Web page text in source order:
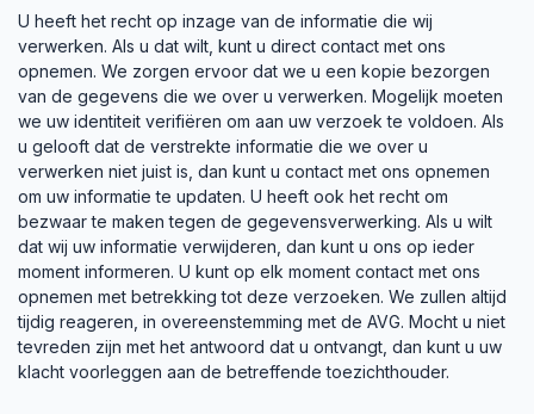
U heeft het recht op inzage van de informatie die wij
verwerken. Als u dat wilt, kunt u direct contact met ons
opnemen. We zorgen ervoor dat we u een kopie bezorgen
van de gegevens die we over u verwerken. Mogelijk moeten
we uw identiteit verifiëren om aan uw verzoek te voldoen. Als
u gelooft dat de verstrekte informatie die we over u
verwerken niet juist is, dan kunt u contact met ons opnemen
om uw informatie te updaten. U heeft ook het recht om
bezwaar te maken tegen de gegevensverwerking. Als u wilt
dat wij uw informatie verwijderen, dan kunt u ons op ieder
moment informeren. U kunt op elk moment contact met ons
opnemen met betrekking tot deze verzoeken. We zullen altijd
tijdig reageren, in overeenstemming met de AVG. Mocht u niet
tevreden zijn met het antwoord dat u ontvangt, dan kunt u uw
klacht voorleggen aan de betreffende toezichthouder.